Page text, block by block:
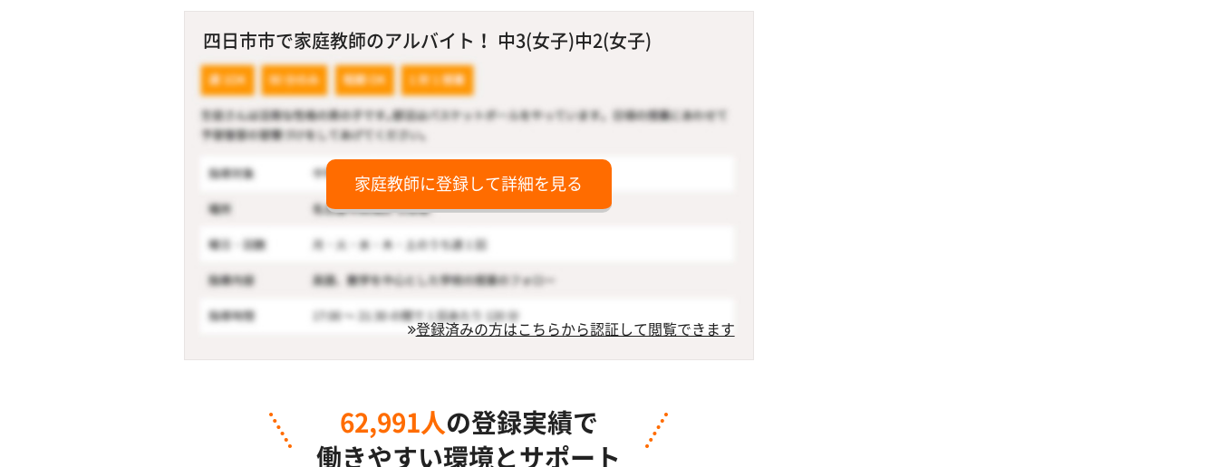
四日市市で家庭教師のアルバイト！ 中3(女子)中2(女子)
家庭教師に登録して詳細を見る
登録済みの方はこちらから認証して閲覧できます
62,991人 の登録実績で
働きやすい環境とサポート